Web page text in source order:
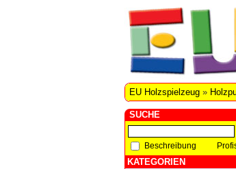
EU Holzspielzeug »
SUCHE
Beschreibung
KATEGORIEN